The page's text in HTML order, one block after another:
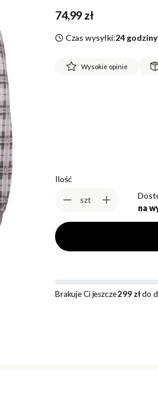
Cena
74,99 zł
Czas wysyłki:24 godziny
Wysokie opinie
Ilość
szt
na
Brakuje Ci jeszcze299 złdo